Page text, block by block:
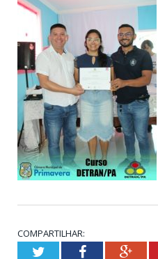
COMPARTILHAR:
TwitterFacebook